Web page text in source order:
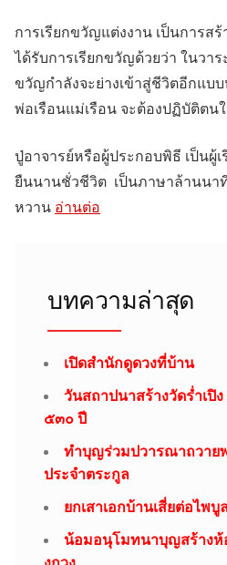
การเรียกขวัญแต่งงาน เป็นการส
ได้รับการเรียกขวัญด้วยว่า ในวาร
ขวัญกำลังจะย่างเข้าสู่ชีวิตอีกแบ
พ่อเรือนแม่เรือน จะต้องปฏิบัติตน
ปู่อาจารย์หรือผู้ประกอบพิธี เป็นผู้
ยืนนานชั่วชีวิต เป็นภาษาล้านนา
หวาน อ่านต่อ
บทความล่าสุด
เปิดสำนักดูดวงที่บ้าน
วันสถาปนาสร้างวัดร่ำเปิ
๕๓๐ ปี
ทำบุญร่วมปวารณาถวาย
ประจำตระกูล
ยกเสาเอกบ้านเสี่ยต่อไ
น้อมอนุโมทนาบุญสร้างห้